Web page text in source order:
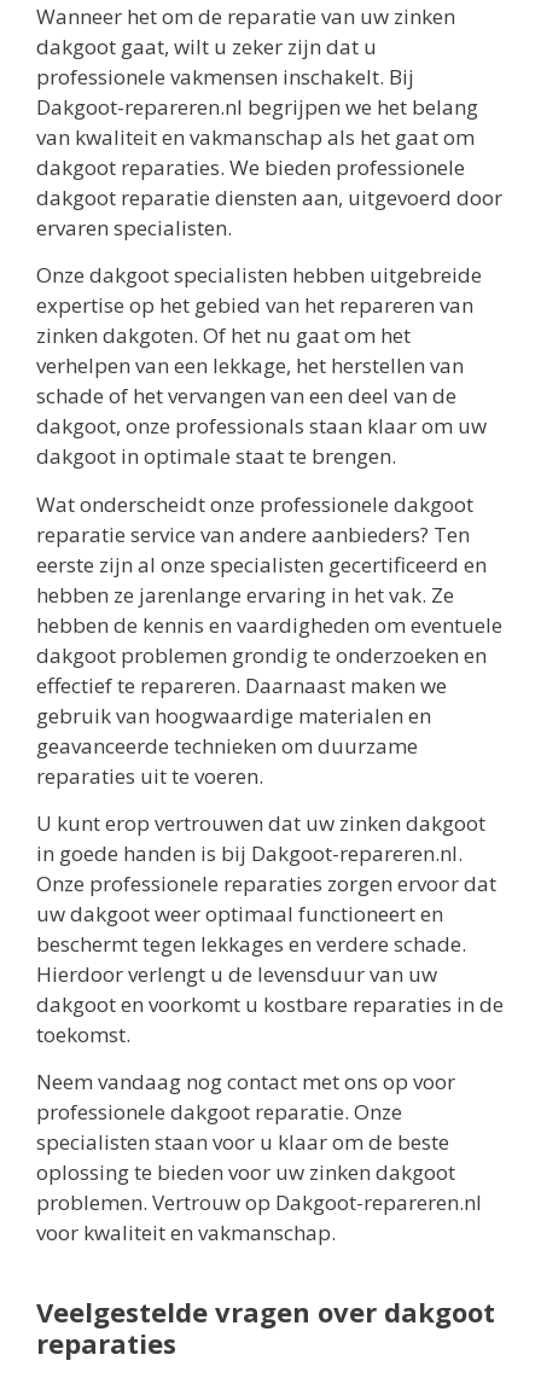
Wanneer het om de reparatie van uw zinken
dakgoot gaat, wilt u zeker zijn dat u
professionele vakmensen inschakelt. Bij
Dakgoot-repareren.nl begrijpen we het belang
van kwaliteit en vakmanschap als het gaat om
dakgoot reparaties. We bieden professionele
dakgoot reparatie diensten aan, uitgevoerd door
ervaren specialisten.
Onze dakgoot specialisten hebben uitgebreide
expertise op het gebied van het repareren van
zinken dakgoten. Of het nu gaat om het
verhelpen van een lekkage, het herstellen van
schade of het vervangen van een deel van de
dakgoot, onze professionals staan klaar om uw
dakgoot in optimale staat te brengen.
Wat onderscheidt onze professionele dakgoot
reparatie service van andere aanbieders? Ten
eerste zijn al onze specialisten gecertificeerd en
hebben ze jarenlange ervaring in het vak. Ze
hebben de kennis en vaardigheden om eventuele
dakgoot problemen grondig te onderzoeken en
effectief te repareren. Daarnaast maken we
gebruik van hoogwaardige materialen en
geavanceerde technieken om duurzame
reparaties uit te voeren.
U kunt erop vertrouwen dat uw zinken dakgoot
in goede handen is bij Dakgoot-repareren.nl.
Onze professionele reparaties zorgen ervoor dat
uw dakgoot weer optimaal functioneert en
beschermt tegen lekkages en verdere schade.
Hierdoor verlengt u de levensduur van uw
dakgoot en voorkomt u kostbare reparaties in de
toekomst.
Neem vandaag nog contact met ons op voor
professionele dakgoot reparatie. Onze
specialisten staan voor u klaar om de beste
oplossing te bieden voor uw zinken dakgoot
problemen. Vertrouw op Dakgoot-repareren.nl
voor kwaliteit en vakmanschap.
Veelgestelde vragen over dakgoot
reparaties